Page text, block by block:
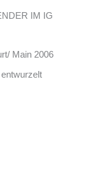
IM IG
Main 2006